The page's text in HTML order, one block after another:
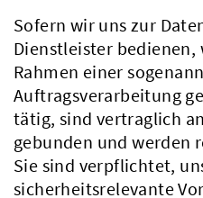
Sofern wir uns zur
Dienstleister bedienen,
Rahmen einer
Auftragsverarbeitung
tätig, sind vertraglich
gebunden und
Sie sind verpflichtet,
sicherheitsrelevante